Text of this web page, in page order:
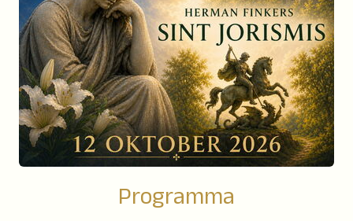
Programma